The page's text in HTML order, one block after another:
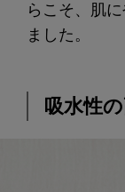
らこそ、肌
ました。
吸水性